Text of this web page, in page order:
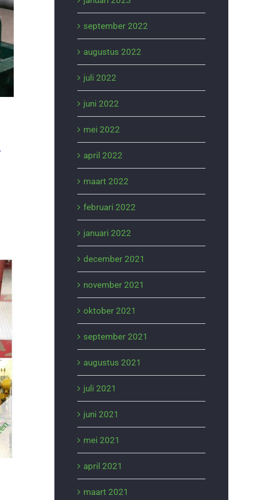
september 2022
augustus 2022
juli 2022
juni 2022
mei 2022
april 2022
maart 2022
februari 2022
januari 2022
december 2021
november 2021
oktober 2021
september 2021
augustus 2021
juli 2021
juni 2021
mei 2021
april 2021
maart 2021